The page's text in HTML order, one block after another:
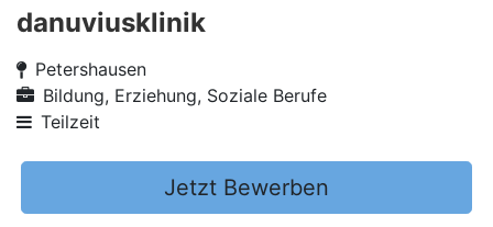
danuviusklinik
Petershausen
Bildung, Erziehung, Soziale Berufe
Teilzeit
Jetzt Bewerben